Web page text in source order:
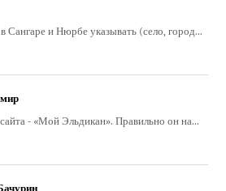
Сангаре и Нюрбе указывать (село, город...
- «Мой Эльдикан». Правильно он на...